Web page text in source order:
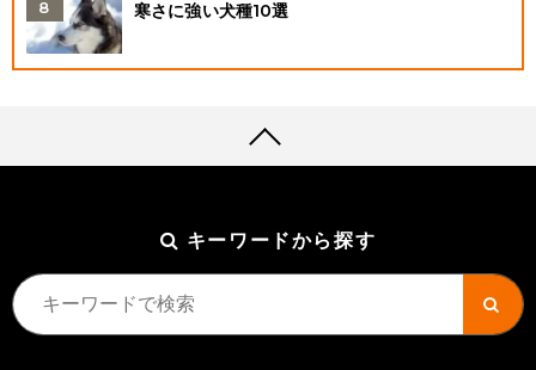
寒さに強い犬種10選
キーワードから探す